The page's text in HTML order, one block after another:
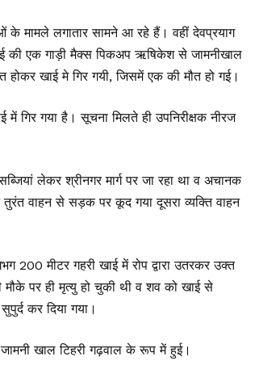
के मामले लगातार सामने आ रहे हैं। वहीं देवप्रयाग
की एक गाड़ी मैक्स पिकअप ऋषिकेश से जामनीखाल
खाई मे गिर गयी, जिसमें एक की मौत हो गई।
गिर गया है। सूचना मिलते ही उपनिरीक्षक नीरज
लेकर श्रीनगर मार्ग पर जा रहा था व अचानक
तुरंत वाहन से सड़क पर कूद गया दूसरा व्यक्ति वाहन
200 मीटर गहरी खाई में रोप द्वारा उतरकर उक्त
पर ही मृत्यु हो चुकी थी व शव को खाई से
कर दिया गया।
खाल टिहरी गढ़वाल के रूप में हुई।